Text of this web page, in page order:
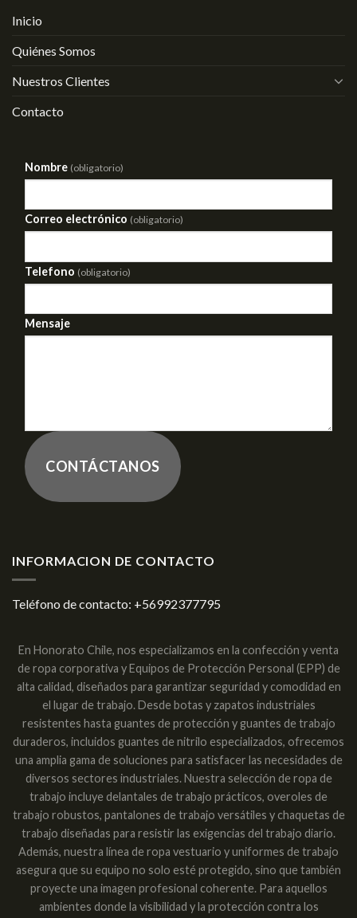
Inicio
Quiénes Somos
Nuestros Clientes
Contacto
Nombre (obligatorio)
Correo electrónico (obligatorio)
Telefono (obligatorio)
Mensaje
CONTÁCTANOS
INFORMACION DE CONTACTO
Teléfono de contacto: +56992377795
En Honorato Chile, nos especializamos en la confección y venta
de ropa corporativa y Equipos de Protección Personal (EPP) de
alta calidad, diseñados para garantizar seguridad y comodidad en
el lugar de trabajo. Desde botas y zapatos industriales
resistentes hasta guantes de protección y guantes de trabajo
duraderos, incluidos guantes de nitrilo especializados, ofrecemos
una amplia gama de soluciones para satisfacer las necesidades de
diversos sectores industriales. Nuestra selección de ropa de
trabajo incluye delantales de trabajo prácticos, overoles de
trabajo robustos, pantalones de trabajo versátiles y chaquetas de
trabajo diseñadas para resistir las exigencias del trabajo diario.
Además, nuestra línea de ropa vestuario y uniformes de trabajo
asegura que su equipo no solo esté protegido, sino que también
proyecte una imagen profesional coherente. Para aquellos
ambientes donde la visibilidad y la protección contra los